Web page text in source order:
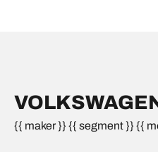
{{ maker }} {{ segment }} {{